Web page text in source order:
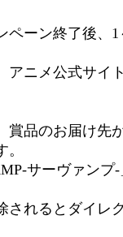
ペーン終了後、1
アニメ公式サイ
賞品のお届け先
サーヴァンプ
されるとダイレ